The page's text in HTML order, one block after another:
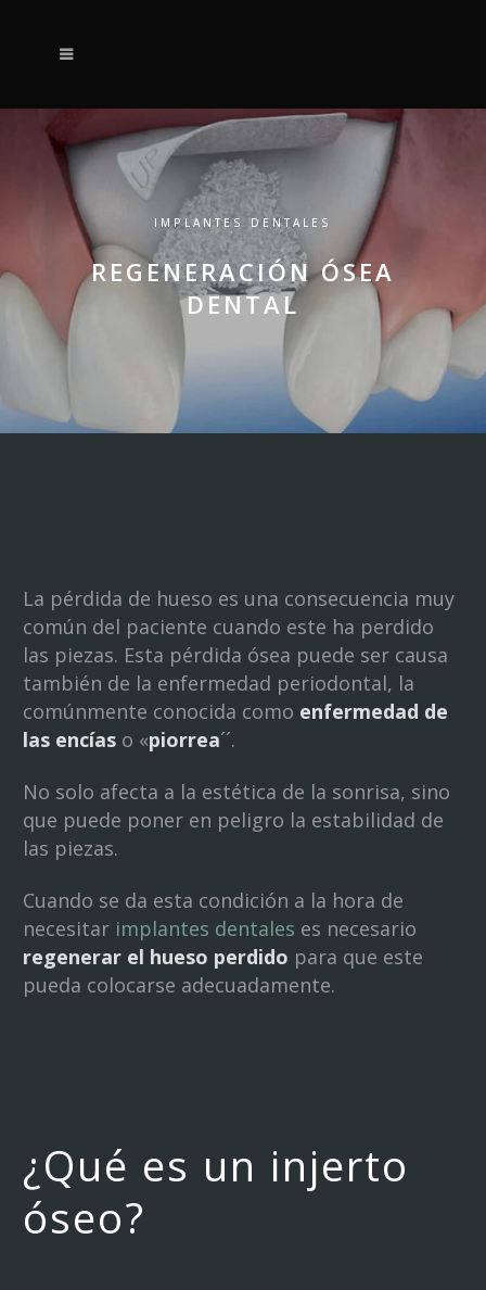
IMPLANTES DENTALES
REGENERACIÓN ÓSEA
DENTAL
La pérdida de hueso es una consecuencia muy
común del paciente cuando este ha perdido
las piezas. Esta pérdida ósea puede ser causa
también de la enfermedad periodontal, la
comúnmente conocida como enfermedad de
las encíaso «piorrea´´.
No solo afecta a la estética de la sonrisa, sino
que puede poner en peligro la estabilidad de
las piezas.
Cuando se da esta condición a la hora de
necesitar implantes dentales es necesario
regenerar el hueso perdido para que este
pueda colocarse adecuadamente.
¿Qué es un injerto
óseo?